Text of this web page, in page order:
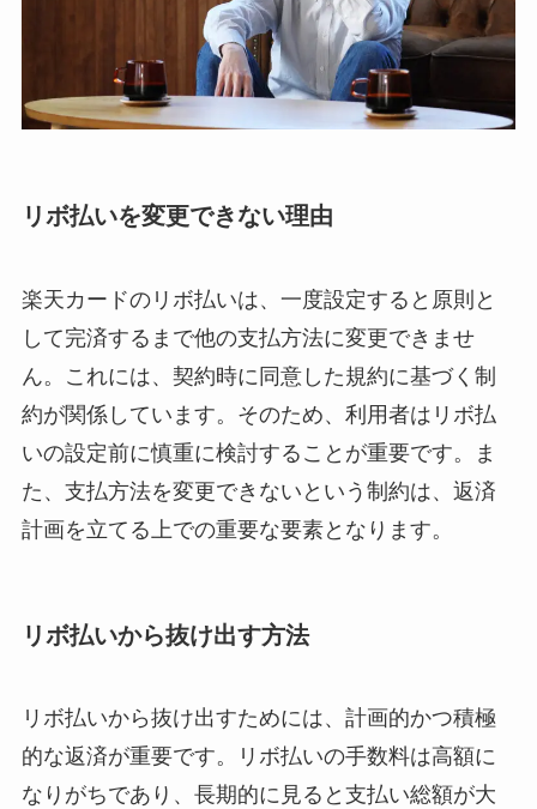
リボ払いを変更できない理由
楽天カードのリボ払いは、一度設定すると原則と
して完済するまで他の支払方法に変更できませ
ん。これには、契約時に同意した規約に基づく制
約が関係しています。そのため、利用者はリボ払
いの設定前に慎重に検討することが重要です。ま
た、支払方法を変更できないという制約は、返済
計画を立てる上での重要な要素となります。
リボ払いから抜け出す方法
リボ払いから抜け出すためには、計画的かつ積極
的な返済が重要です。リボ払いの手数料は高額に
なりがちであり、長期的に見ると支払い総額が大